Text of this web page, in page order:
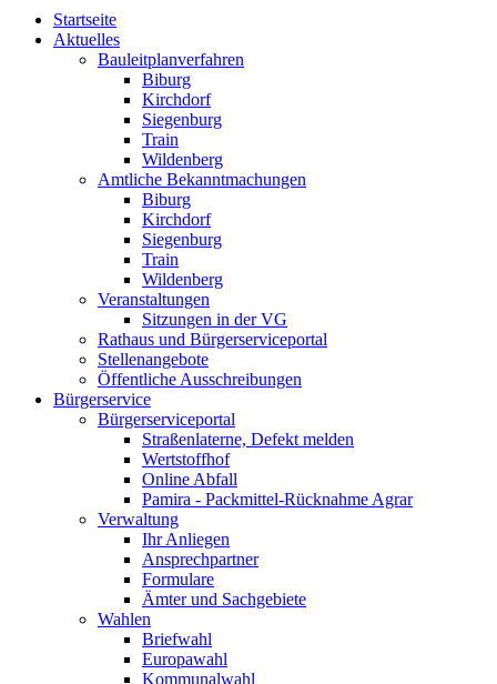
Startseite
Aktuelles
Bauleitplanverfahren
Biburg
Kirchdorf
Siegenburg
Train
Wildenberg
Amtliche Bekanntmachungen
Biburg
Kirchdorf
Siegenburg
Train
Wildenberg
Veranstaltungen
Sitzungen in der VG
Rathaus und Bürgerserviceportal
Stellenangebote
Öffentliche Ausschreibungen
Bürgerservice
Bürgerserviceportal
Straßenlaterne, Defekt melden
Wertstoffhof
Online Abfall
Pamira - Packmittel-Rücknahme Agrar
Verwaltung
Ihr Anliegen
Ansprechpartner
Formulare
Ämter und Sachgebiete
Wahlen
Briefwahl
Europawahl
Kommunalwahl